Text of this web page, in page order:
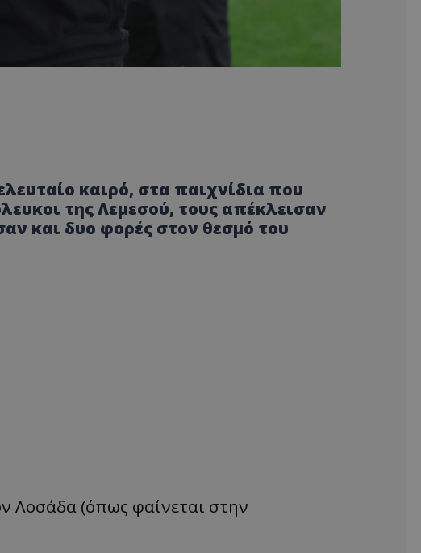
καιρό, στα παιχνίδια που
της Λεμεσού, τους απέκλεισαν
και δυο φορές στον θεσμό του
Λοσάδα (όπως φαίνεται στην